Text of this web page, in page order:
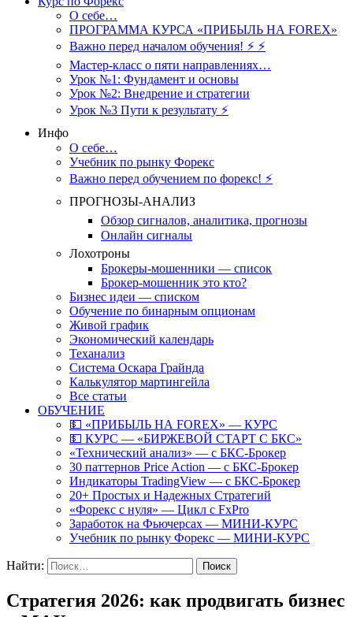
О себе…
ПРОГРАММА КУРСА «ПРИБЫЛЬ НА FOREX»
Важно перед началом обучения! ⚡ ⚡
Мастер-класс о пяти направлениях…
Урок №1: Фундамент и основы
Урок №2: Внедрение и стратегии
Урок №3 Пути к результату ⚡️
Инфо
О себе…
Учебник по рынку Форекс
Важно перед обучением по форекс! ⚡
ПРОГНОЗЫ-АНАЛИЗ
Обзор сигналов, аналитика, прогнозы
Онлайн сигналы
Лохотроны
Брокеры-мошенники — список
Брокер-мошенник это кто?
Бизнес идеи — списком
Обучение по бинарным опционам
Живой график
Экономический календарь
Теханализ
Система Оскара Грайнда
Калькулятор мартингейла
Все статьи
ОБУЧЕНИЕ
💵 «ПРИБЫЛЬ НА FOREX» — КУРС
💵 КУРС — «БИРЖЕВОЙ СТАРТ С БКС»
«Технический анализ» — с БКС-Брокер
30 паттернов Price Action — с БКС-Брокер
Индикаторы TradingView — с БКС-Брокер
20+ Простых и Надежных Стратегий
«Форекс с нуля» — Цикл с FxPro
Заработок на Фьючерсах — МИНИ-КУРС
Учебник по рынку Форекс — МИНИ-КУРС
Найти:
Стратегия 2026: как продвигать бизнес